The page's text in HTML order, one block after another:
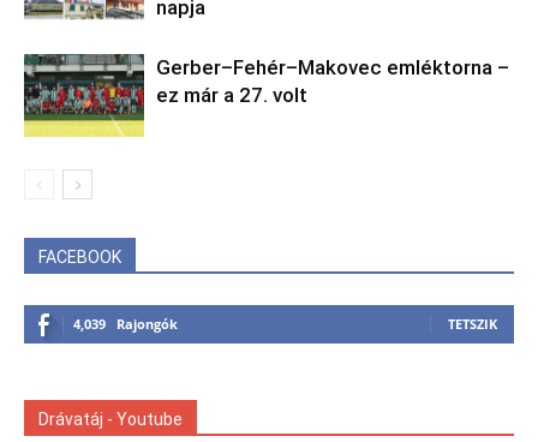
napja
Gerber–Fehér–Makovec emléktorna –
ez már a 27. volt
FACEBOOK
4,039 Rajongók TETSZIK
Drávatáj - Youtube